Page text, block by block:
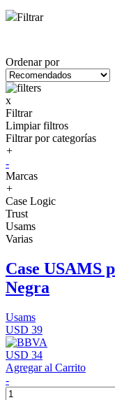
Filtrar
Ordenar por
x
Filtrar
Limpiar filtros
Filtrar por categorías
+
-
Marcas
+
Case Logic
Trust
Usams
Varias
Case USAMS
Negra
Usams
USD 39
USD 34
Agregar al Carrito
-